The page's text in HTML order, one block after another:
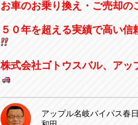
お車のお乗り換え・ご売却の
５０年を超える実績で高い
株式会社ゴトウスバル、アッ
アップル名岐バイパス春